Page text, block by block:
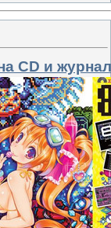
CD и журнал